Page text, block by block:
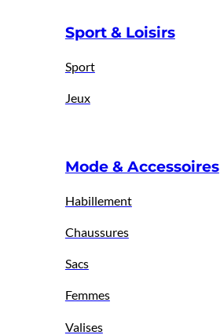
Sport & Loisirs
Sport
Jeux
Mode & Accessoires
Habillement
Chaussures
Sacs
Femmes
Valises